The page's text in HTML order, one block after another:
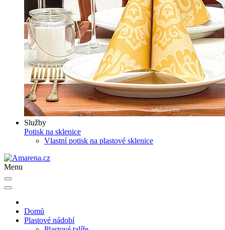
Služby
Potisk na sklenice
Vlastní potisk na plastové sklenice
Menu
Domů
Plastové nádobí